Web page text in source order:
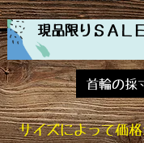
現品限りＳＡＬ
首輪の採
サイズによって価